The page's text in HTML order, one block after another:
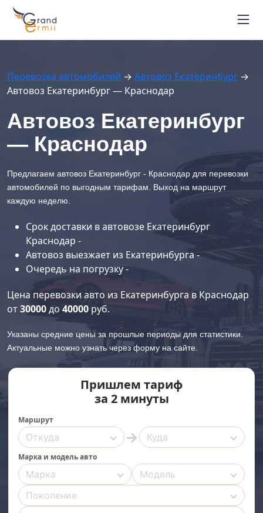
Маршруты автовозов
Контакты
Вопрос-ответ
+7 964 451-26-94
г. Владивосток
Отследить автовоз
Перевозка автомобилей → Автовоз Екатеринбург →
Автовоз Екатеринбург — Краснодар
Автовоз Екатеринбург
— Краснодар
Предлагаем автовоз Екатеринбург - Краснодар для перевозки
автомобилей по выгодным тарифам. Выход на маршрут
каждую неделю.
Срок доставки в автовозе Екатеринбург
Краснодар -
Автовоз выезжает из Екатеринбурга -
Очередь на погрузку -
Цена перевозки авто из Екатеринбурга в Краснодар
от30000до 40000 руб.
Указаны средние цены за прошлые периоды для статистики.
Актуальные можно узнать через форму на сайте.
Пришлем тариф
за 2 минуты
Маршрут
→
Марка и модель авто